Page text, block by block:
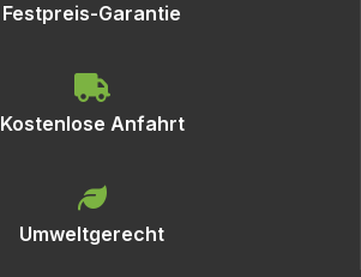
Festpreis-Garantie
Kostenlose Anfahrt
Umweltgerecht